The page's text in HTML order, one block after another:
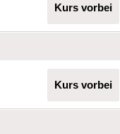
Kurs vorbei
Kurs vorbei